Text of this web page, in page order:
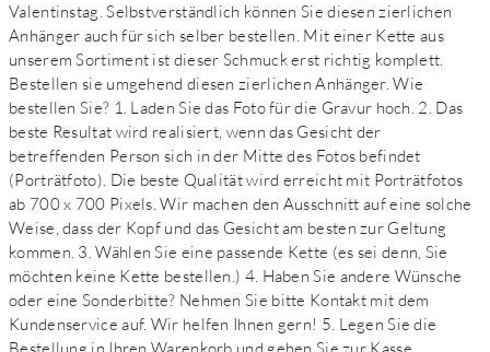
Valentinstag. Selbstverständlich können Sie diesen zierlichen
Anhänger auch für sich selber bestellen. Mit einer Kette aus
unserem Sortiment ist dieser Schmuck erst richtig komplett.
Bestellen sie umgehend diesen zierlichen Anhänger. Wie
bestellen Sie? 1. Laden Sie das Foto für die Gravur hoch. 2. Das
beste Resultat wird realisiert, wenn das Gesicht der
betreffenden Person sich in der Mitte des Fotos befindet
(Porträtfoto). Die beste Qualität wird erreicht mit Porträtfotos
ab 700 x 700 Pixels. Wir machen den Ausschnitt auf eine solche
Weise, dass der Kopf und das Gesicht am besten zur Geltung
kommen. 3. Wählen Sie eine passende Kette (es sei denn, Sie
möchten keine Kette bestellen.) 4. Haben Sie andere Wünsche
oder eine Sonderbitte? Nehmen Sie bitte Kontakt mit dem
Kundenservice auf. Wir helfen Ihnen gern! 5. Legen Sie die
Bestellung in Ihren Warenkorb und gehen Sie zur Kasse.